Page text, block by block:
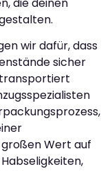
wir dafür, dass
sicher
Wert auf